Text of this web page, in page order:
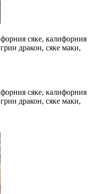
сяке, калифорния
дракон, сяке маки,
сяке, калифорния
дракон, сяке маки,